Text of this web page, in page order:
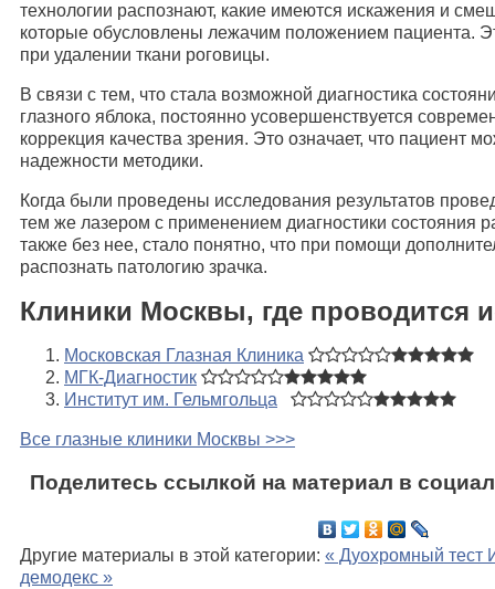
технологии распознают, какие имеются искажения и
которые обусловлены лежачим положением пациента.
при удалении ткани роговицы.
В связи с тем, что стала возможной диагностика
глазного яблока, постоянно усовершенствуется
коррекция качества зрения. Это означает, что пациент
надежности методики.
Когда были проведены исследования результатов
тем же лазером с применением диагностики состояния
также без нее, стало понятно, что при помощи
распознать патологию зрачка.
Клиники Москвы, где проводится
Московская Глазная Клиника
МГК-Диагностик
Институт им. Гельмгольца
Все глазные клиники Москвы >>>
Поделитесь ссылкой на материал в
Другие материалы в этой категории: « Дуохромный тест
демодекс »